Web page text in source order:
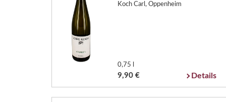
Koch Carl, Oppenheim
0,75 l
9,90 € Details